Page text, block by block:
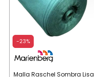
-23%
Malla Raschel Sombra Lisa